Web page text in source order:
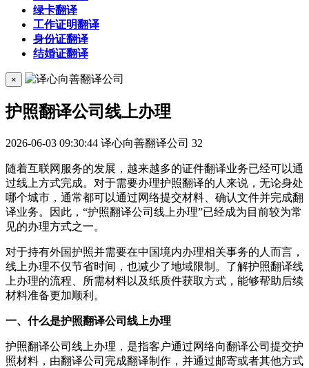
绿卡翻译
工作证明翻译
身份证翻译
结婚证翻译
×
护照翻译公司线上办理
2026-06-03 09:30:44 译心向善翻译公司 32
随着互联网服务的发展，越来越多的证件翻译业务已经可以通
过线上方式完成。对于需要办理护照翻译的人来说，无论身处
哪个城市，通常都可以通过网络提交材料、确认文件并完成翻
译业务。因此，“护照翻译公司线上办理”已经成为目前较为常
见的办理方式之一。
对于持有外国护照并需要在中国境内办理相关事务的人而言，
线上办理不仅节省时间，也减少了地域限制。了解护照翻译线
上办理的流程、所需材料以及纸质件获取方式，能够帮助后续
材料准备更加顺利。
一、什么是护照翻译公司线上办理
护照翻译公司线上办理，是指客户通过网络向翻译公司提交护
照材料，由翻译公司完成翻译制作，并通过邮寄或者其他方式